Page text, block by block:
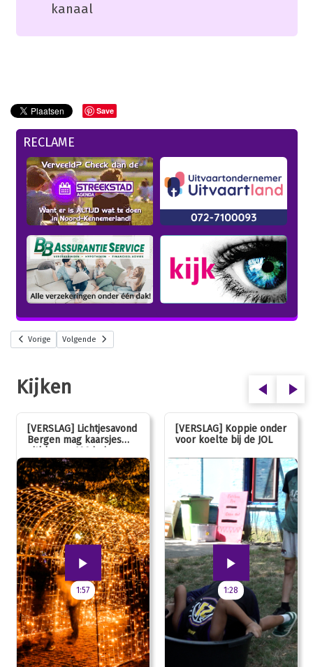
kanaal
Save
RECLAME
Vorige Volgende
Kijken
[VERSLAG] Lichtjesavond
Bergen mag kaarsjes
uitblazen: 100 jarig
jubileum!
1:57
[VERSLAG] Koppie onder
voor koelte bij de JOL
1:28